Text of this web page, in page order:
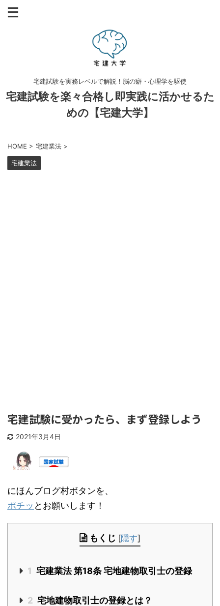
宅建試験を実務レベルで解説！脳の癖・心理学を駆使
宅建試験を楽々合格し即実践に活かせるた
めの【宅建大学】
HOME > 宅建業法 >
宅建業法
宅建試験に受かったら、まず登録しよう
2021年3月4日
にほんブログ村ボタンを、
ポチッ とお願いします！
もくじ [隠す]
1 宅建業法 第18条 宅地建物取引士の登録
2 宅地建物取引士の登録とは？